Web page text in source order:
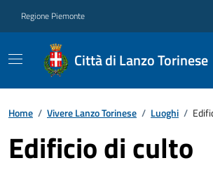
Regione Piemonte
Città di Lanzo Torinese
Home / Vivere Lanzo Torinese / Luoghi /
Edificio di culto